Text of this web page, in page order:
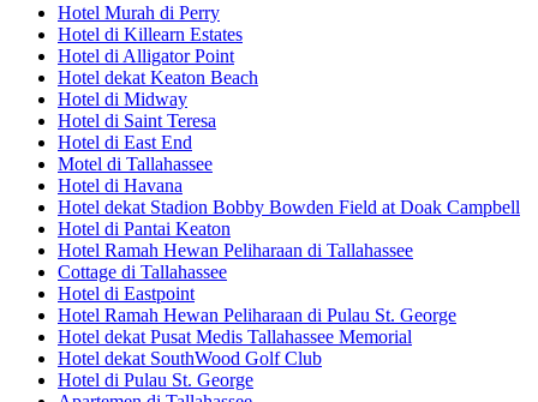
Hotel Murah di Perry
Hotel di Killearn Estates
Hotel di Alligator Point
Hotel dekat Keaton Beach
Hotel di Midway
Hotel di Saint Teresa
Hotel di East End
Motel di Tallahassee
Hotel di Havana
Hotel dekat Stadion Bobby Bowden Field at Doak Campbell
Hotel di Pantai Keaton
Hotel Ramah Hewan Peliharaan di Tallahassee
Cottage di Tallahassee
Hotel di Eastpoint
Hotel Ramah Hewan Peliharaan di Pulau St. George
Hotel dekat Pusat Medis Tallahassee Memorial
Hotel dekat SouthWood Golf Club
Hotel di Pulau St. George